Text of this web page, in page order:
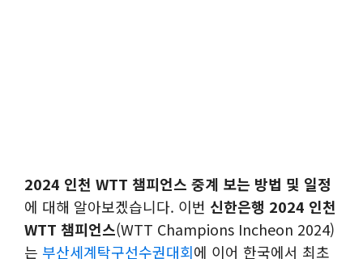
2024 인천 WTT 챔피언스 중계 보는 방법 및 일정
에 대해 알아보겠습니다. 이번 신한은행 2024 인천
WTT 챔피언스(WTT Champions Incheon 2024)
는 부산세계탁구선수권대회에 이어 한국에서 최초